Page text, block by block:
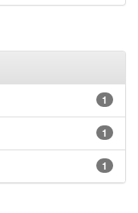
1
1
1